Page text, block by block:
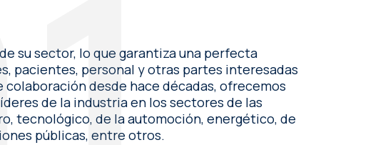
su sector, lo que garantiza una perfecta
pacientes, personal y otras partes interesadas
desde hace décadas, ofrecemos
de la industria en los sectores de las
tecnológico, de la automoción, energético, de
públicas, entre otros.